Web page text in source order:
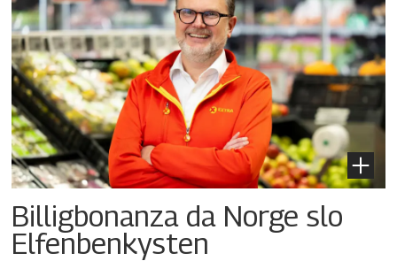
Billigbonanza da Norge slo
Elfenbenkysten